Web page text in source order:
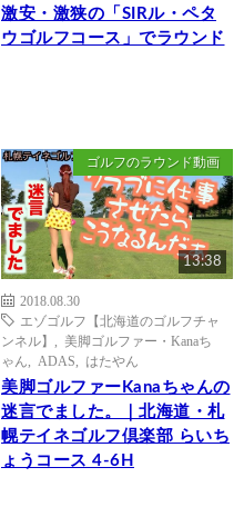
激安・激狭の「SIRル・ペタ
ウゴルフコース」でラウンド
ゴルフのラウンド動画
13:38
2018.08.30
エゾゴルフ【北海道のゴルフチャ
ンネル】
美脚ゴルファー・Kanaち
ゃん
ADAS はたやん
美脚ゴルファーKanaちゃんの
迷言でました。｜北海道・札
幌テイネゴルフ倶楽部 らいち
ょうコース 4-6H